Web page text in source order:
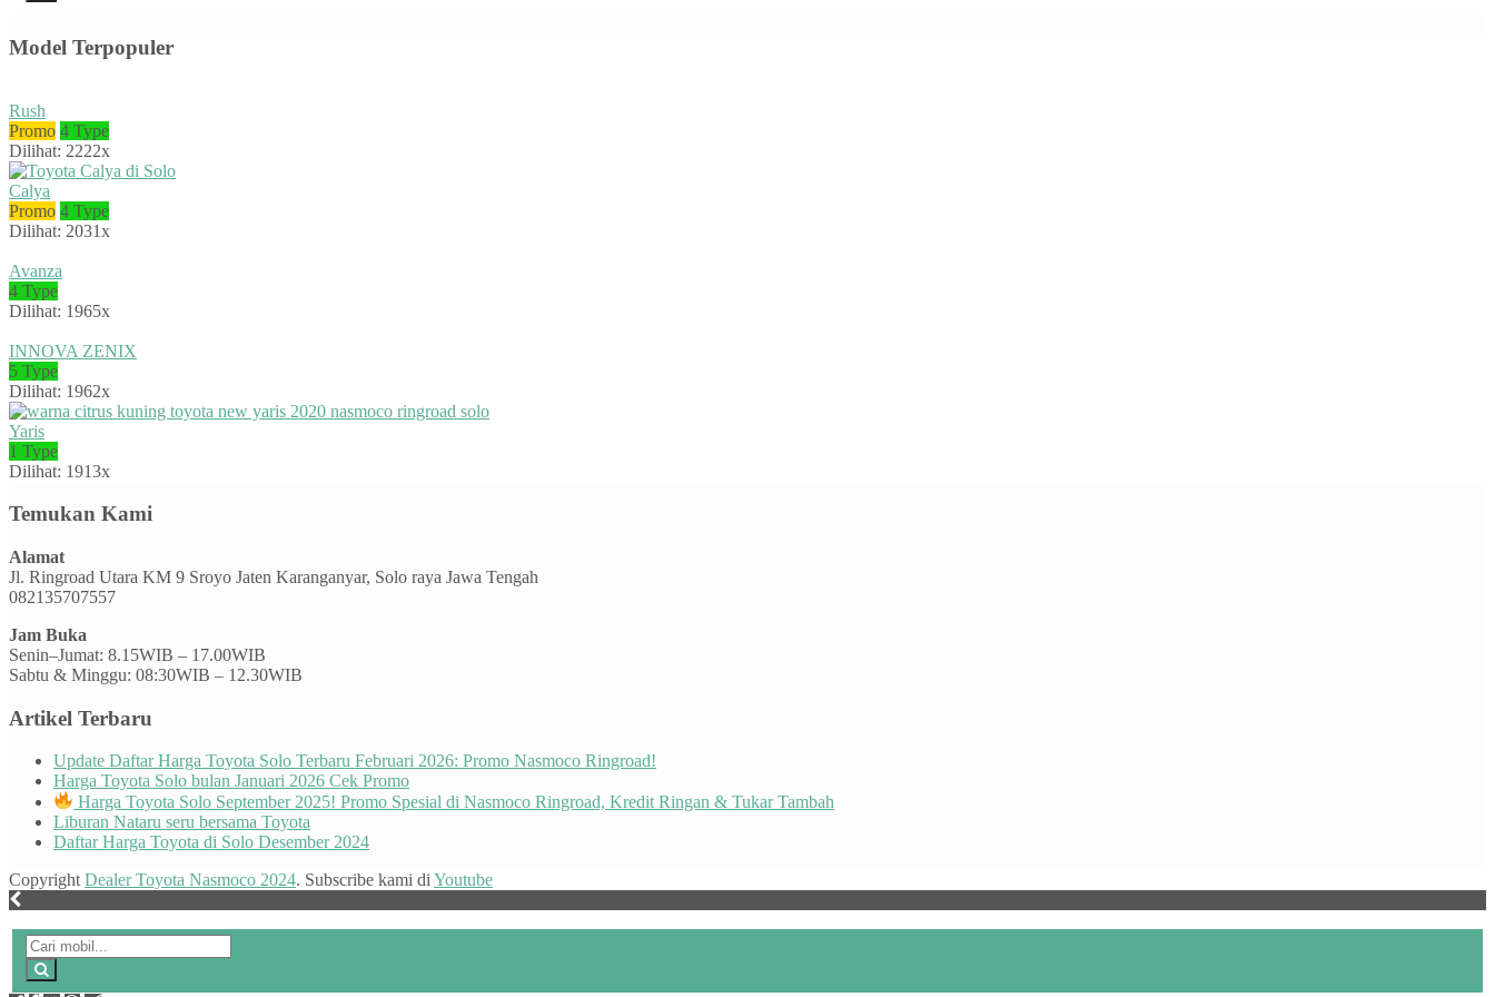
Model Terpopuler
Rush
Promo 4 Type
Dilihat: 2222x
Calya
Promo 4 Type
Dilihat: 2031x
Avanza
4 Type
Dilihat: 1965x
INNOVA ZENIX
5 Type
Dilihat: 1962x
Yaris
1 Type
Dilihat: 1913x
Temukan Kami
Alamat
Jl. Ringroad Utara KM 9 Sroyo Jaten Karanganyar, Solo raya Jawa Tengah
082135707557
Jam Buka
Senin–Jumat: 8.15WIB – 17.00WIB
Sabtu & Minggu: 08:30WIB – 12.30WIB
Artikel Terbaru
Update Daftar Harga Toyota Solo Terbaru Februari 2026: Promo Nasmoco Ringroad!
Harga Toyota Solo bulan Januari 2026 Cek Promo
Harga Toyota Solo September 2025! Promo Spesial di Nasmoco Ringroad, Kredit Ringan & Tukar Tambah
Liburan Nataru seru bersama Toyota
Daftar Harga Toyota di Solo Desember 2024
Copyright Dealer Toyota Nasmoco 2024. Subscribe kami di Youtube